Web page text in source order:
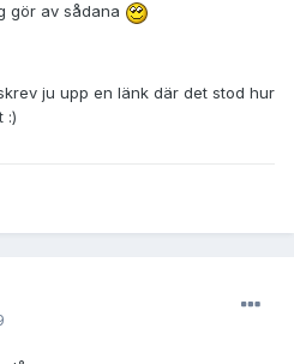
gör av sådana
ju upp en länk där det stod hur
:)